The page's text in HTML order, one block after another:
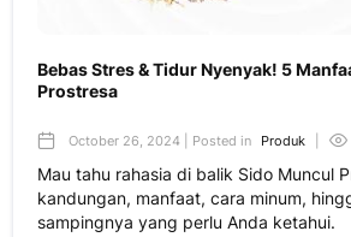
Bebas Stres & Tidur Nyenyak! 5
Prostresa
October 26, 2024 | Posted in Produk
Mau tahu rahasia di balik Sido Muncul
kandungan, manfaat, cara minum,
sampingnya yang perlu Anda ketahui.